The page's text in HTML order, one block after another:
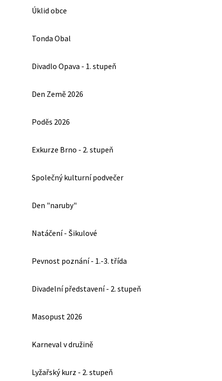
Úklid obce
Tonda Obal
Divadlo Opava - 1. stupeň
Den Země 2026
Poděs 2026
Exkurze Brno - 2. stupeň
Společný kulturní podvečer
Den "naruby"
Natáčení - Šikulové
Pevnost poznání - 1.-3. třída
Divadelní představení - 2. stupeň
Masopust 2026
Karneval v družině
Lyžařský kurz - 2. stupeň